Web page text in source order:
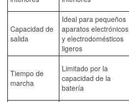
Capacidad de
salida
Ideal para pequeños
aparatos electrónicos
y electrodomésticos
ligeros
Tiempo de
marcha
Limitado por la
capacidad de la
batería